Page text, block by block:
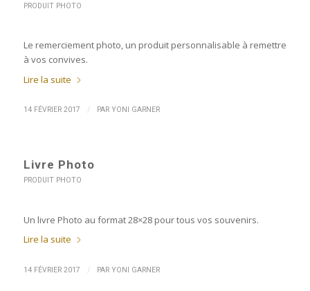
PRODUIT PHOTO
Le remerciement photo, un produit personnalisable à remettre
à vos convives.
Lire la suite
14 FÉVRIER 2017 / PAR YONI GARNER
Livre Photo
PRODUIT PHOTO
Un livre Photo au format 28×28 pour tous vos souvenirs.
Lire la suite
14 FÉVRIER 2017 / PAR YONI GARNER